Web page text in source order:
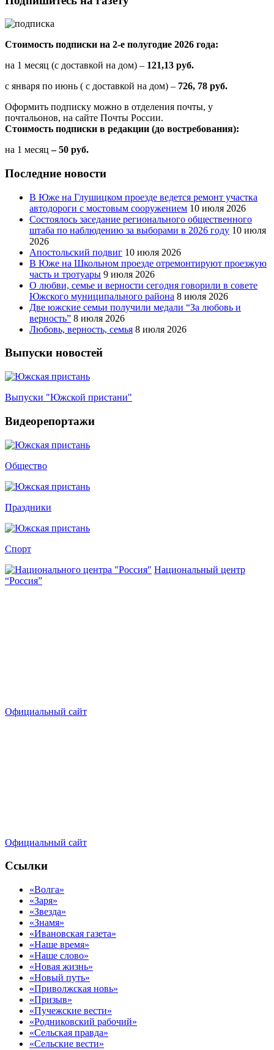
Стоимость подписки на 2-е полугодие 2026 года:
на 1 месяц (с доставкой на дом) – 121,13 руб.
с января по июнь ( с доставкой на дом) – 726, 78 руб.
Оформить подписку можно в отделения почты, у
почтальонов, на сайте Почты России.
Стоимость подписки в редакции (до востребования):
на 1 месяц – 50 руб.
Последние новости
В Юже на Глушицком проезде ведется ремонт участка
автодороги с мостовым сооружением 10 июля 2026
Состоялось заседание регионального общественного
штаба по наблюдению за выборами в 2026 году 10 июля
2026
Апостольский подвиг 10 июля 2026
В Юже на Школьном проезде отремонтируют проезжую
часть и тротуары 9 июля 2026
О любви, семье и верности сегодня говорили в совете
Южского муниципального района 8 июля 2026
Две южские семьи получили медали “За любовь и
верность” 8 июля 2026
Любовь, верность, семья 8 июля 2026
Выпуски новостей
Выпуски "Южской пристани"
Видеорепортажи
Общество
Праздники
Спорт
Национальный центр
“Россия”
Официальный сайт
Официальный сайт
Ссылки
«Волга»
«Заря»
«Звезда»
«Знамя»
«Ивановская газета»
«Наше время»
«Наше слово»
«Новая жизнь»
«Новый путь»
«Приволжская новь»
«Призыв»
«Пучежские вести»
«Родниковский рабочий»
«Сельская правда»
«Сельские вести»